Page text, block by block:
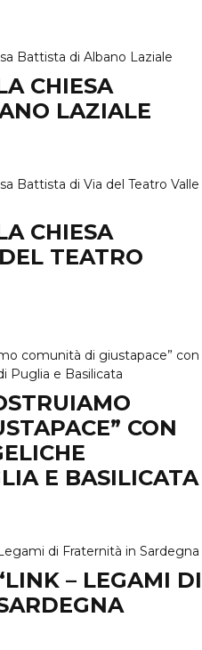
CHIESA
LAZIALE
CHIESA
TEATRO
CON
E BASILICATA
– LEGAMI DI